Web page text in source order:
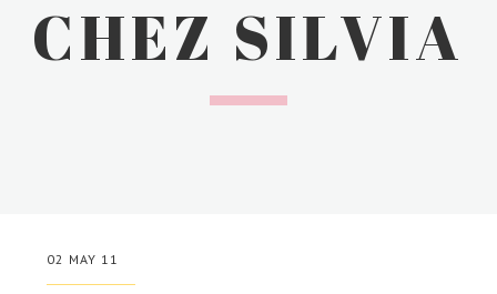
CHEZ SILVIA
02 MAY 11